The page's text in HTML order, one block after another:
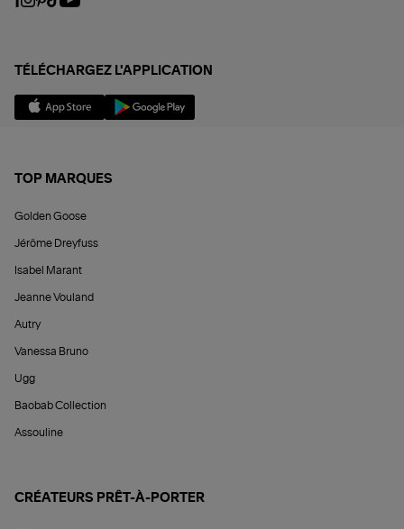
TÉLÉCHARGEZ L'APPLICATION
TOP MARQUES
Golden Goose
Jérôme Dreyfuss
Isabel Marant
Jeanne Vouland
Autry
Vanessa Bruno
Ugg
Baobab Collection
Assouline
CRÉATEURS PRÊT-À-PORTER